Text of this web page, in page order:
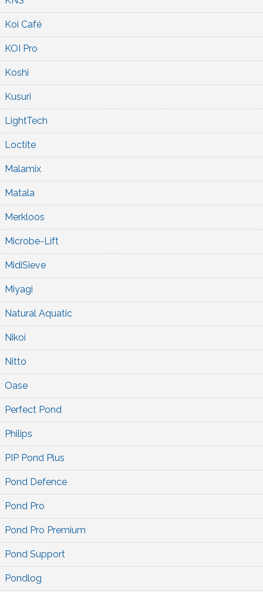
Koi Café
KOI Pro
Koshi
Kusuri
LightTech
Loctite
Malamix
Matala
Merkloos
Microbe-Lift
MidiSieve
Miyagi
Natural Aquatic
Nikoi
Nitto
Oase
Perfect Pond
Philips
PIP Pond Plus
Pond Defence
Pond Pro
Pond Pro Premium
Pond Support
Pondlog